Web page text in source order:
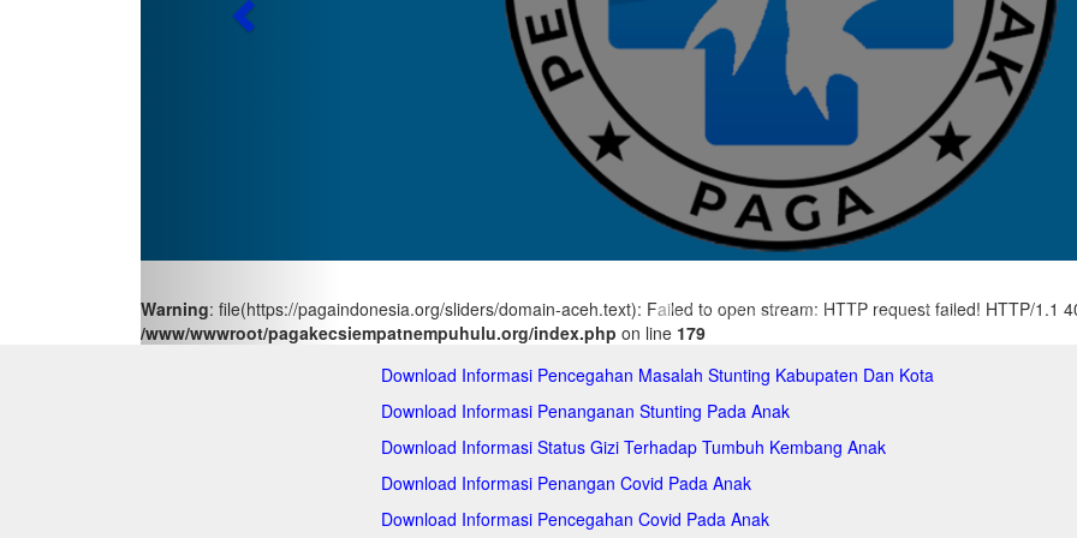
Warning: file(https://pagaindonesia.org/sliders/domain-aceh.text): Failed to open stream: HTTP request failed! HTTP/1.1
/www/wwwroot/pagakecsiempatnempuhulu.org/index.php on line 179
Previous
Download Informasi Pencegahan Masalah Stunting Kabupaten Dan Kota
Download Informasi Penanganan Stunting Pada Anak
Download Informasi Status Gizi Terhadap Tumbuh Kembang Anak
Download Informasi Penangan Covid Pada Anak
Download Informasi Pencegahan Covid Pada Anak